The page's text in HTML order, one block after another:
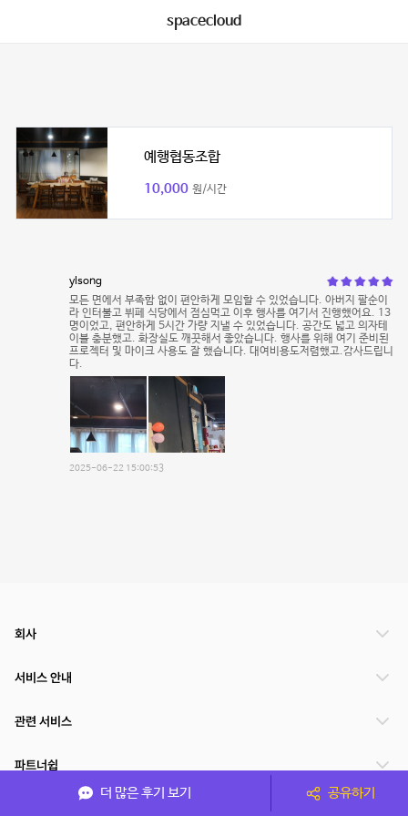
spacecloud
예행협동조합
10,000 원/시간
ylsong
모든 면에서 부족함 없이 편안하게 모임할 수 있었습니다. 아버지 팔순이
라 인터불고 뷔페 식당에서 점심먹고 이후 행사를 여기서 진행했어요. 13
명이었고, 편안하게 5시간 가량 지낼 수 있었습니다. 공간도 넓고 의자테
이블 충분했고. 화장실도 깨끗해서 좋았습니다. 행사를 위해 여기 준비된
프로젝터 및 마이크 사용도 잘 했습니다. 대여비용도저렴했고.감사드립니
다.
2025-06-22 15:00:53
더 많은 후기 보기 공유하기
회사
서비스 안내
관련 서비스
파트너쉽